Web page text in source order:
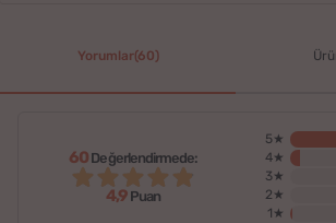
Yorumlar(60)
60 Değerlendirmede:
4,9 Puan
5★
4★
3★
2★
1★